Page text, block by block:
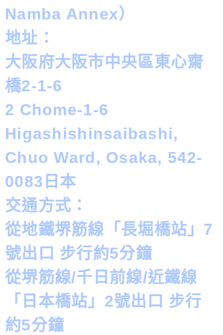
Namba Annex）
地址：
大阪府大阪市中央區東心齋
橋2-1-6
2 Chome-1-6
Higashishinsaibashi,
Chuo Ward, Osaka, 542-
0083日本
交通方式：
從地鐵堺筋線「長堀橋站」7
號出口 步行約5分鐘
從堺筋線/千日前線/近鐵線
「日本橋站」2號出口 步行
約5分鐘